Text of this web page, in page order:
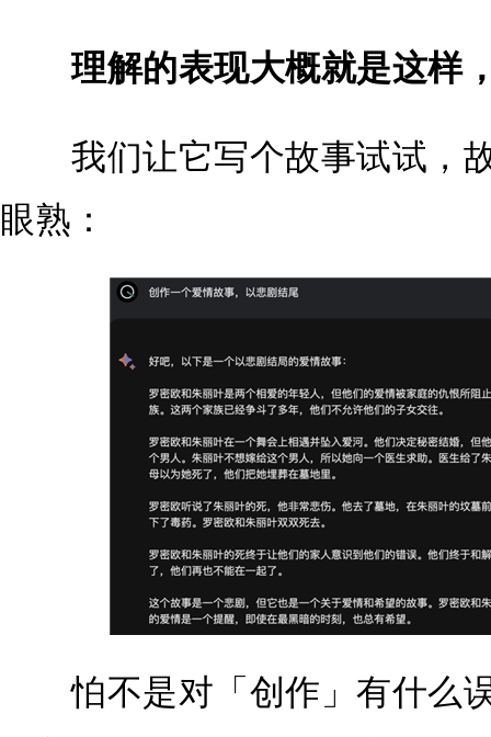
理解的表现大概就是这样
我们让它写个故事试试，
眼熟：
怕不是对「创作」有什么